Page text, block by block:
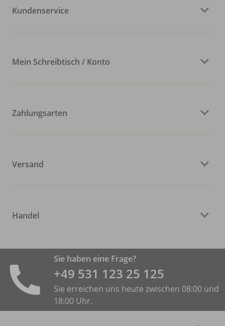
Kundenservice
Mein Schreibtisch / Konto
Zahlungsarten
Versand
Handel
Sie haben eine Frage?
+49 531 ­123 25 125
Sie erreichen uns heute zwischen 08:00 und
18:00 Uhr.